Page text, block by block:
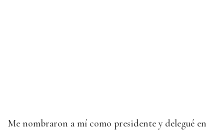
Me nombraron a mí como presidente y delegué en